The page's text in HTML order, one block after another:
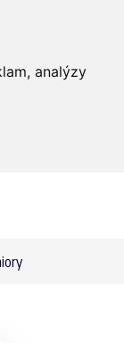
analýzy